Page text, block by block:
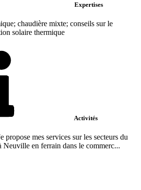
Expertises
chaudière mixte; conseils sur le
solaire thermique
Activités
propose mes services sur les secteurs du
Neuville en ferrain dans le commerc...